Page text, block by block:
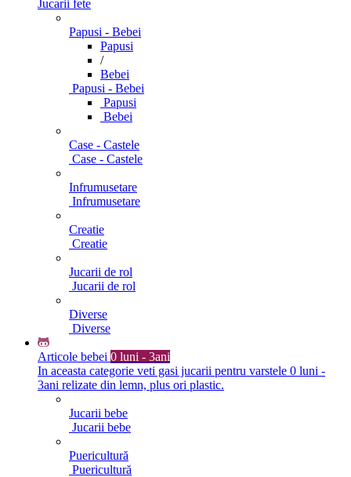
Jucarii fete
Papusi - Bebei
Papusi
/
Bebei
Papusi - Bebei
Papusi
Bebei
Case - Castele
Case - Castele
Infrumusetare
Infrumusetare
Creatie
Creatie
Jucarii de rol
Jucarii de rol
Diverse
Diverse
Articole bebei 0 luni - 3ani
In aceasta categorie veti gasi jucarii pentru varstele 0 luni -
3ani relizate din lemn, plus ori plastic.
Jucarii bebe
Jucarii bebe
Puericultură
Puericultură